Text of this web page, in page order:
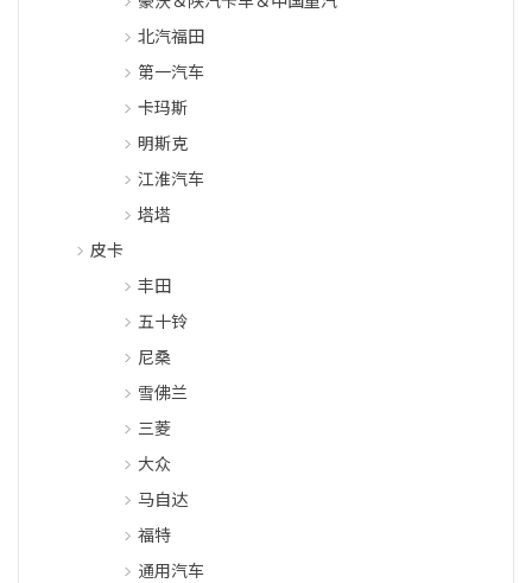
北汽福田
第一汽车
卡玛斯
明斯克
江淮汽车
塔塔
皮卡
丰田
五十铃
尼桑
雪佛兰
三菱
大众
马自达
福特
通用汽车